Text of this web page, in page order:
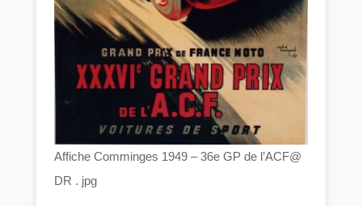
Affiche Comminges 1949 – 36e GP de l’ACF@
DR . jpg